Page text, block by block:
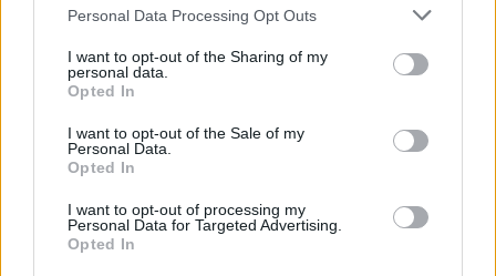
Please note that this website/app uses one or more Google
not limited to your visit or usage behaviour. You may click to
grant or deny consent to Google and its third-party tags to
use your data for below specified purposes in below Google
consent section.
Personal Data Processing Opt Outs
I want to opt-out of the Sharing of my
personal data.
Opted In
I want to opt-out of the Sale of my
Personal Data.
Opted In
I want to opt-out of processing my
Personal Data for Targeted Advertising.
Opted In
az Aszad-rezsim bukását és az ország
újjáépítését akarják«.
Elmondta, hogy az EU lépésről lépésre halad,
és megkezdte a szankciók enyhítését, hogy a
gazdasági fellendülés révén reményt nyújtson
a szíriaiaknak. „Ha az embereknek van
munkájuk, ha a vállalatok működhetnek,